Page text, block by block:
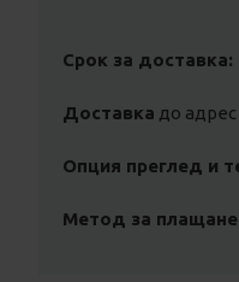
Срок за доставка:
Доставка до
Опция преглед и
Метод за